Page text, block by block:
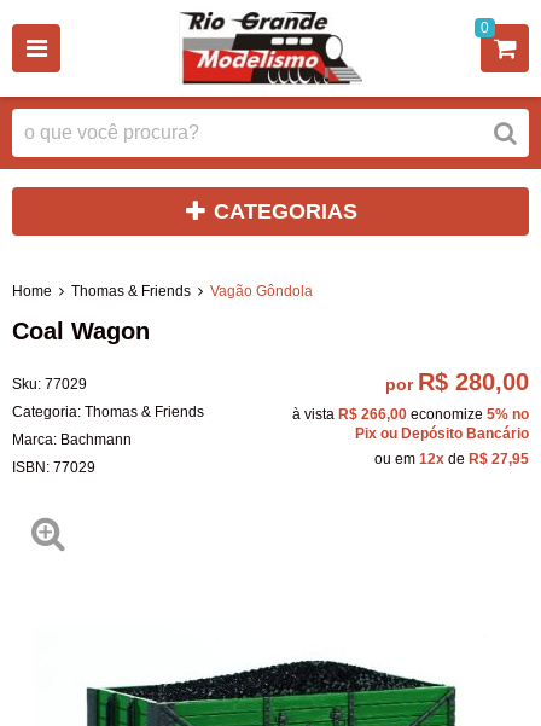
0
CATEGORIAS
Home Thomas & Friends Vagão Gôndola
Coal Wagon
Sku: 77029
Categoria: Thomas & Friends
Marca: Bachmann
ISBN: 77029
por R$ 280,00
à vista R$ 266,00 economize 5% no
Pix ou Depósito Bancário
ou em 12x de R$ 27,95